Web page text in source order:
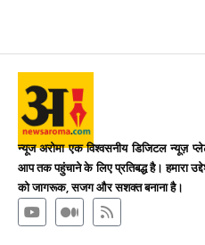
न्यूज अरोमा एक विश्वसनीय डिजिटल न्यूज़
आप तक पहुंचाने के लिए प्रतिबद्ध है। हमारा
को जागरूक, सजग और सशक्त बनाना है।